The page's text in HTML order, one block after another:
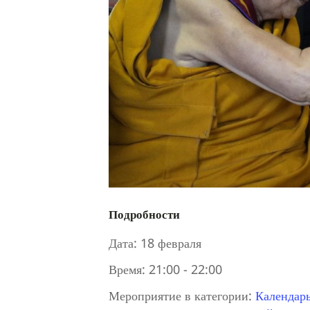
Подробности
Дата: 18 февраля
Время: 21:00 - 22:00
Мероприятие в категории: